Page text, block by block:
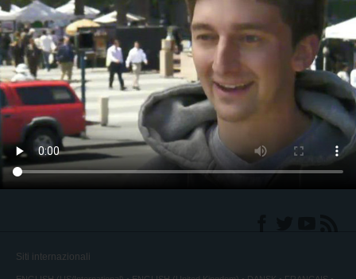
America del Sud
America del Nord
Siti internazionali